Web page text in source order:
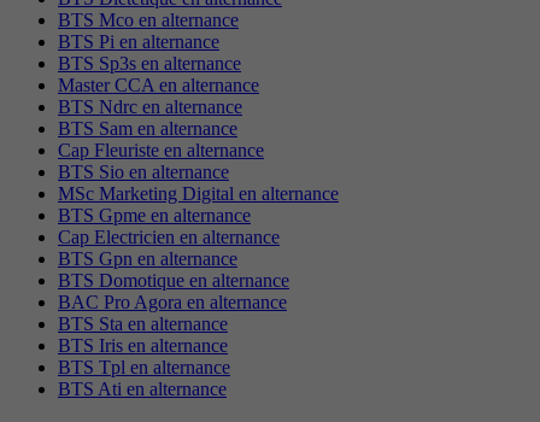
BTS Mco en alternance
BTS Pi en alternance
BTS Sp3s en alternance
Master CCA en alternance
BTS Ndrc en alternance
BTS Sam en alternance
Cap Fleuriste en alternance
BTS Sio en alternance
MSc Marketing Digital en alternance
BTS Gpme en alternance
Cap Electricien en alternance
BTS Gpn en alternance
BTS Domotique en alternance
BAC Pro Agora en alternance
BTS Sta en alternance
BTS Iris en alternance
BTS Tpl en alternance
BTS Ati en alternance